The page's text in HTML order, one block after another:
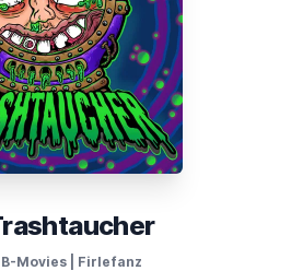
Movies | Firlefanz